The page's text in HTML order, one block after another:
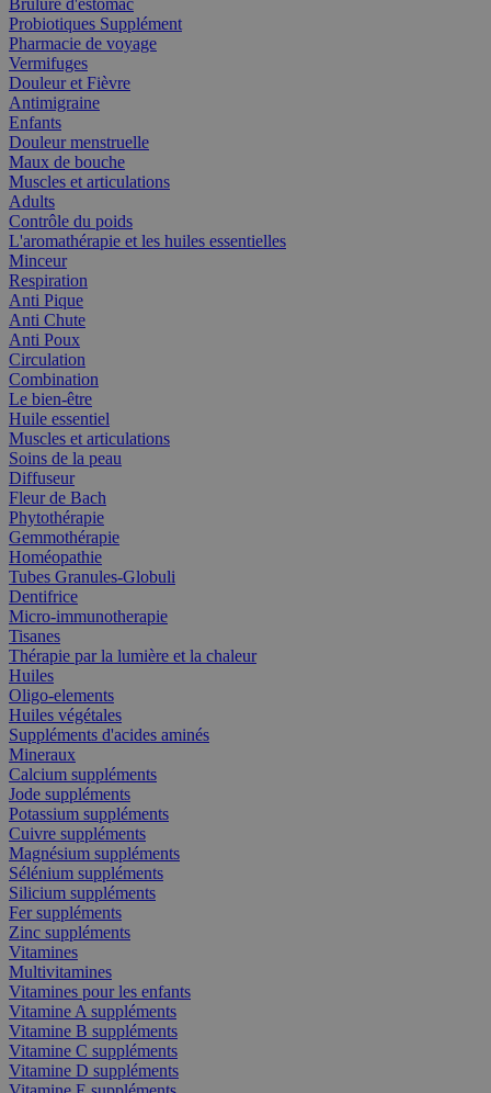
Brûlure d'estomac
Probiotiques Supplément
Pharmacie de voyage
Vermifuges
Douleur et Fièvre
Antimigraine
Enfants
Douleur menstruelle
Maux de bouche
Muscles et articulations
Adults
Contrôle du poids
L'aromathérapie et les huiles essentielles
Minceur
Respiration
Anti Pique
Anti Chute
Anti Poux
Circulation
Combination
Le bien-être
Huile essentiel
Muscles et articulations
Soins de la peau
Diffuseur
Fleur de Bach
Phytothérapie
Gemmothérapie
Homéopathie
Tubes Granules-Globuli
Dentifrice
Micro-immunotherapie
Tisanes
Thérapie par la lumière et la chaleur
Huiles
Oligo-elements
Huiles végétales
Suppléments d'acides aminés
Mineraux
Calcium suppléments
Jode suppléments
Potassium suppléments
Cuivre suppléments
Magnésium suppléments
Sélénium suppléments
Silicium suppléments
Fer suppléments
Zinc suppléments
Vitamines
Multivitamines
Vitamines pour les enfants
Vitamine A suppléments
Vitamine B suppléments
Vitamine C suppléments
Vitamine D suppléments